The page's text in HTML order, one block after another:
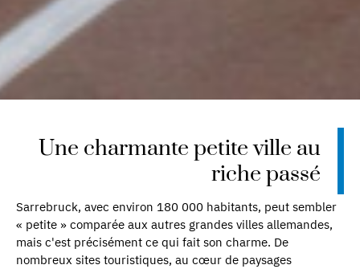
Une charmante petite ville au
riche passé
Sarrebruck, avec environ 180 000 habitants, peut sembler
« petite » comparée aux autres grandes villes allemandes,
mais c'est précisément ce qui fait son charme. De
nombreux sites touristiques, au cœur de paysages